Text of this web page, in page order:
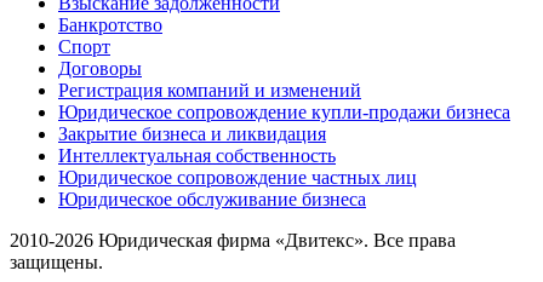
Банкротство
Спорт
Договоры
Регистрация компаний и изменений
Юридическое сопровождение купли-продажи бизнеса
Закрытие бизнеса и ликвидация
Интеллектуальная собственность
Юридическое сопровождение частных лиц
Юридическое обслуживание бизнеса
2010-2026 Юридическая фирма «Двитекс». Все права
защищены.